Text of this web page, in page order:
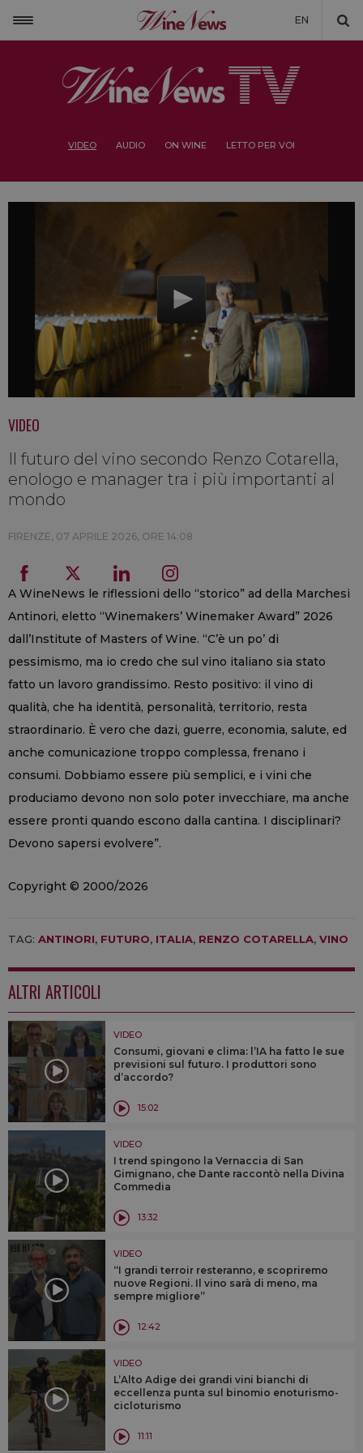
EN
VIDEO AUDIO ON WINE LETTO PER VOI
VIDEO
Il futuro del vino secondo Renzo Cotarella,
enologo e manager tra i più importanti al
mondo
FIRENZE, 07 APRILE 2026, ORE 14:08
A WineNews le riflessioni dello “storico” ad della Marchesi
Antinori, eletto “Winemakers’ Winemaker Award” 2026
dall’Institute of Masters of Wine. “C’è un po’ di
pessimismo, ma io credo che sul vino italiano sia stato
fatto un lavoro grandissimo. Resto positivo: il vino di
qualità, che ha identità, personalità, territorio, resta
straordinario. È vero che dazi, guerre, economia, salute, ed
anche comunicazione troppo complessa, frenano i
consumi. Dobbiamo essere più semplici, e i vini che
produciamo devono non solo poter invecchiare, ma anche
essere pronti quando escono dalla cantina. I disciplinari?
Devono sapersi evolvere”.
Copyright © 2000/2026
TAG: ANTINORI, FUTURO, ITALIA, RENZO COTARELLA, VINO
ALTRI ARTICOLI
VIDEO
Consumi, giovani e clima: l’IA ha fatto le sue
previsioni sul futuro. I produttori sono
d’accordo?
15:02
VIDEO
I trend spingono la Vernaccia di San
Gimignano, che Dante raccontò nella Divina
Commedia
13:32
VIDEO
“I grandi terroir resteranno, e scopriremo
nuove Regioni. Il vino sarà di meno, ma
sempre migliore”
12:42
VIDEO
L’Alto Adige dei grandi vini bianchi di
eccellenza punta sul binomio enoturismo-
cicloturismo
11:11